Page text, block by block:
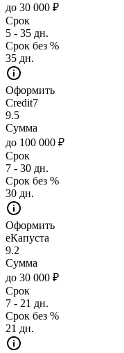
до 30 000 ₽
Срок
5 - 35 дн.
Срок без %
35 дн.
Оформить
Credit7
9.5
Сумма
до 100 000 ₽
Срок
7 - 30 дн.
Срок без %
30 дн.
Оформить
еКапуста
9.2
Сумма
до 30 000 ₽
Срок
7 - 21 дн.
Срок без %
21 дн.